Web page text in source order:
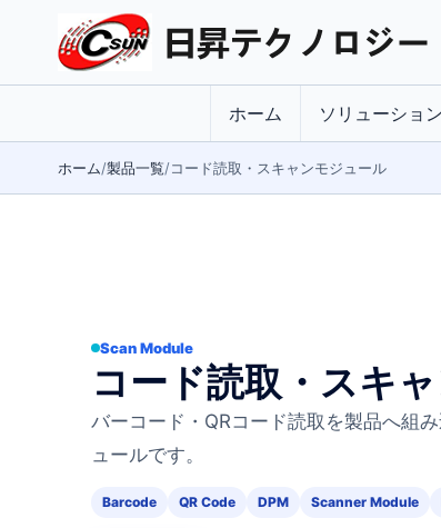
ホーム ソリューション
ホーム 製品一覧 コード読取・スキャンモジュール
Scan Module
コード読取・スキ
バーコード・QRコード読取を製品へ組
ュールです。
Barcode QR Code DPM Scanner Module